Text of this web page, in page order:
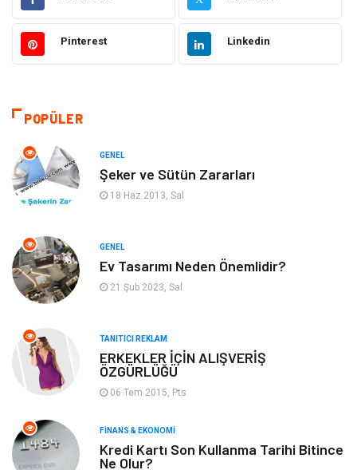
Güzellik & Bakım Moda
Giyim
Otomotiv
Gıda
Anne & Çocuk Müzik
Tatil Genel Kültür
Emlak
Ev İşleri
Pinterest Linkedin
POPÜLER
GENEL
Şeker ve Sütün Zararları
18 Haz 2013, Sal
GENEL
Ev Tasarımı Neden Önemlidir?
21 Şub 2023, Sal
TANITICI REKLAM
ERKEKLER İÇİN ALIŞVERİŞ
ÖZGÜRLÜĞÜ
06 Tem 2015, Pts
FINANS & EKONOMI
Kredi Kartı Son Kullanma Tarihi Bitince
Ne Olur?